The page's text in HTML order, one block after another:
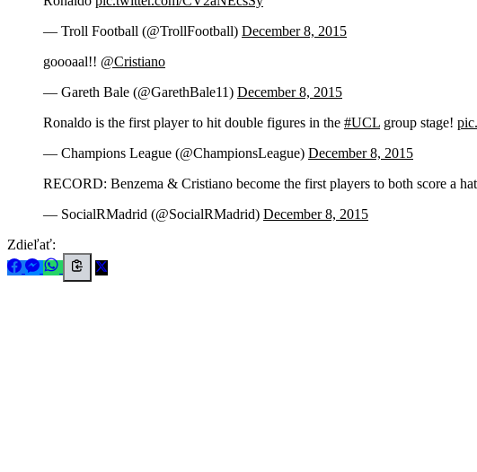
— Troll Football (@TrollFootball) December 8, 2015
goooaal!! @Cristiano
— Gareth Bale (@GarethBale11) December 8, 2015
Ronaldo is the first player to hit double figures in the #UCL group stage!
— Champions League (@ChampionsLeague) December 8, 2015
RECORD: Benzema & Cristiano become the first players to both score a
— SocialRMadrid (@SocialRMadrid) December 8, 2015
Zdieľať: